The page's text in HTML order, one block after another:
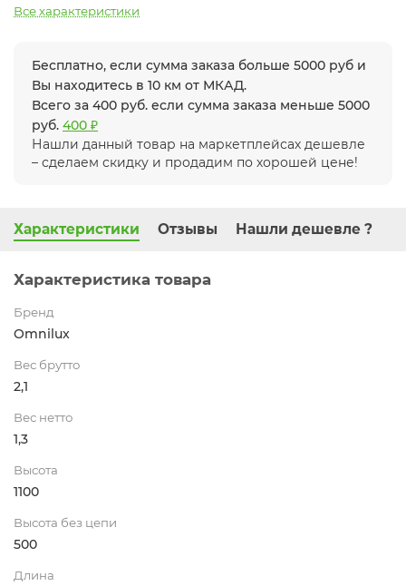
Все характеристики
Бесплатно, если сумма заказа больше 5000 руб и
Вы находитесь в 10 км от МКАД.
Всего за 400 руб. если сумма заказа меньше 5000
руб. 400 ₽
Нашли данный товар на маркетплейсах дешевле
– сделаем скидку и продадим по хорошей цене!
Характеристики Отзывы Нашли дешевле ?
Характеристика товара
Бренд
Omnilux
Вес брутто
2,1
Вес нетто
1,3
Высота
1100
Высота без цепи
500
Длина